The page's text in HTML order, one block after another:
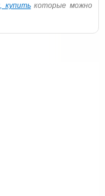
купитькоторые можно